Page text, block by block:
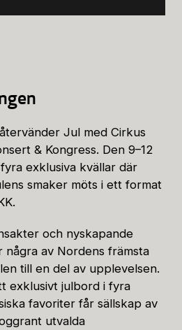
Jul med Cirkus
& Kongress. Den 9–12
exklusiva kvällar där
smaker möts i ett format
och nyskapande
av Nordens främsta
till en del av upplevelsen.
exklusivt julbord i fyra
favoriter får sällskap av
utvalda